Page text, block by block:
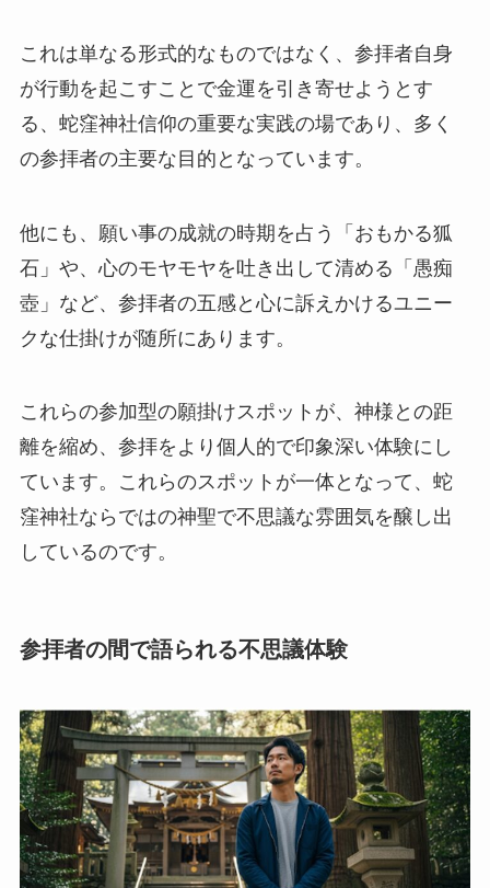
これは単なる形式的なものではなく、参拝者自身
が行動を起こすことで金運を引き寄せようとす
る、蛇窪神社信仰の重要な実践の場であり、多く
の参拝者の主要な目的となっています。
他にも、願い事の成就の時期を占う「おもかる狐
石」や、心のモヤモヤを吐き出して清める「愚痴
壺」など、参拝者の五感と心に訴えかけるユニー
クな仕掛けが随所にあります。
これらの参加型の願掛けスポットが、神様との距
離を縮め、参拝をより個人的で印象深い体験にし
ています。これらのスポットが一体となって、蛇
窪神社ならではの神聖で不思議な雰囲気を醸し出
しているのです。
参拝者の間で語られる不思議体験